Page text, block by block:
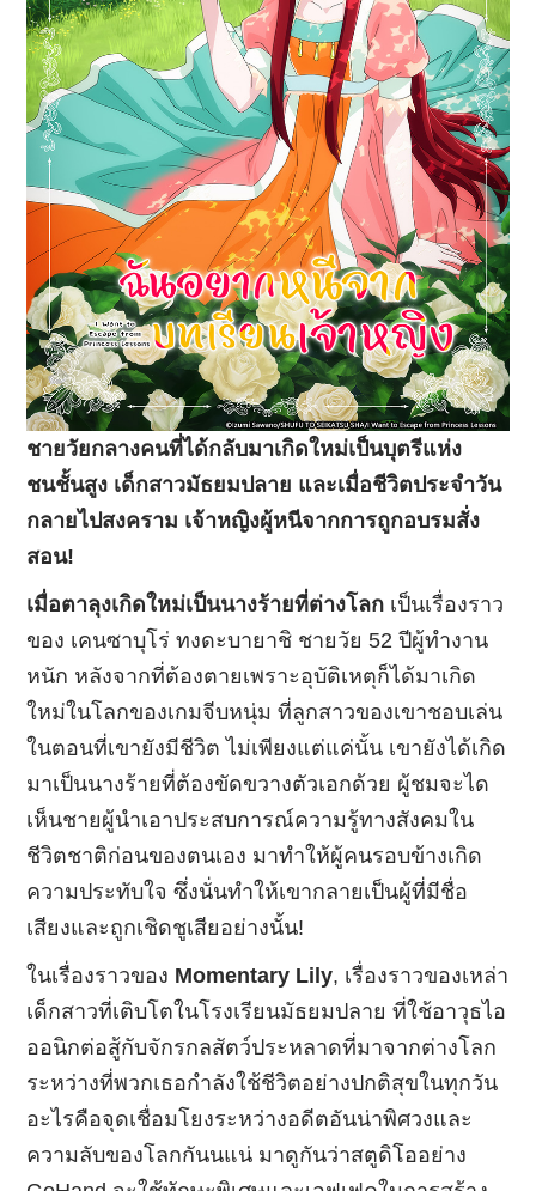
ชายวัยกลางคนที่ได้กลับมาเกิดใหม่เป็นบุตรีแห่ง
ชนชั้นสูง เด็กสาวมัธยมปลาย และเมื่อชีวิตประจำวัน
กลายไปสงคราม เจ้าหญิงผู้หนีจากการถูกอบรมสั่ง
สอน!
เมื่อตาลุงเกิดใหม่เป็นนางร้ายที่ต่างโลก เป็นเรื่องราว
ของ เคนซาบุโร่ ทงดะบายาชิ ชายวัย 52 ปีผู้ทำงาน
หนัก หลังจากที่ต้องตายเพราะอุบัติเหตุก็ได้มาเกิด
ใหม่ในโลกของเกมจีบหนุ่ม ที่ลูกสาวของเขาชอบเล่น
ในตอนที่เขายังมีชีวิต ไม่เพียงแต่แค่นั้น เขายังได้เกิด
มาเป็นนางร้ายที่ต้องขัดขวางตัวเอกด้วย ผู้ชมจะได
เห็นชายผู้นำเอาประสบการณ์ความรู้ทางสังคมใน
ชีวิตชาติก่อนของตนเอง มาทำให้ผู้คนรอบข้างเกิด
ความประทับใจ ซึ่งนั่นทำให้เขากลายเป็นผู้ที่มีชื่อ
เสียงและถูกเชิดชูเสียอย่างนั้น!
ในเรื่องราวของ Momentary Lily, เรื่องราวของเหล่า
เด็กสาวที่เติบโตในโรงเรียนมัธยมปลาย ที่ใช้อาวุธไอ
ออนิกต่อสู้กับจักรกลสัตว์ประหลาดที่มาจากต่างโลก
ระหว่างที่พวกเธอกำลังใช้ชีวิตอย่างปกติสุขในทุกวัน
อะไรคือจุดเชื่อมโยงระหว่างอดีตอันน่าพิศวงและ
ความลับของโลกกันนแน่ มาดูกันว่าสตูดิโออย่าง